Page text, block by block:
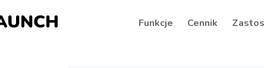
Funkcje Cennik